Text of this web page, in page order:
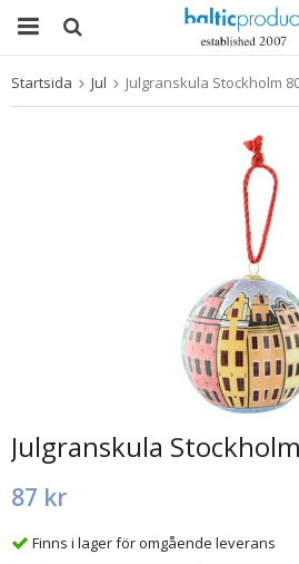
Startsida Jul Julgranskula Stockholm
Julgranskula
87 kr
Finns i lager för omgående leverans